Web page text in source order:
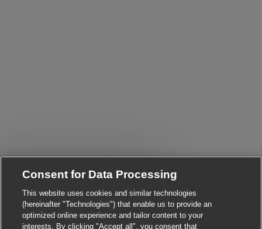
Consent for Data Processing
This website uses cookies and similar technologies
(hereinafter "Technologies") that enable us to provide an
optimized online experience and tailor content to your
interests. By clicking "Accept all", you consent that
Are you interested in this job? Close chatbot
I'm interested Find similar jobs